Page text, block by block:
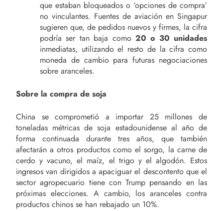
que estaban bloqueados o ‘opciones de compra’
no vinculantes. Fuentes de aviación en Singapur
sugieren que, de pedidos nuevos y firmes, la cifra
podría ser tan baja como 20 o 30 unidades
inmediatas, utilizando el resto de la cifra como
moneda de cambio para futuras negociaciones
sobre aranceles.
Sobre la compra de soja
China se comprometió a importar 25 millones de
toneladas métricas de soja estadounidense al año de
forma continuada durante tres años, que también
afectarán a otros productos como el sorgo, la carne de
cerdo y vacuno, el maíz, el trigo y el algodón. Estos
ingresos van dirigidos a apaciguar el descontento que el
sector agropecuario tiene con Trump pensando en las
próximas elecciones. A cambio, los aranceles contra
productos chinos se han rebajado un 10%.